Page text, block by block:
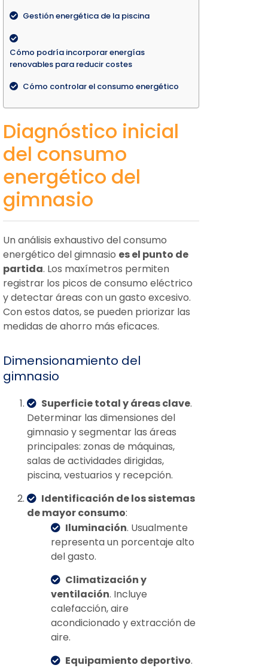
Gestión energética de la piscina
Cómo podría incorporar energías
renovables para reducir costes
Cómo controlar el consumo energético
Diagnóstico inicial
del consumo
energético del
gimnasio
Un análisis exhaustivo del consumo
energético del gimnasio es el punto de
partida. Los maxímetros permiten
registrar los picos de consumo eléctrico
y detectar áreas con un gasto excesivo.
Con estos datos, se pueden priorizar las
medidas de ahorro más eficaces.
Dimensionamiento del
gimnasio
Superficie total y áreas clave.
Determinar las dimensiones del
gimnasio y segmentar las áreas
principales: zonas de máquinas,
salas de actividades dirigidas,
piscina, vestuarios y recepción.
Identificación de los sistemas
de mayor consumo:
Iluminación. Usualmente
representa un porcentaje alto
del gasto.
Climatización y
ventilación. Incluye
calefacción, aire
acondicionado y extracción de
aire.
Equipamiento deportivo.